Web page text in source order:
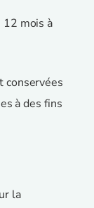
12 mois à
conservées
à des fins
la